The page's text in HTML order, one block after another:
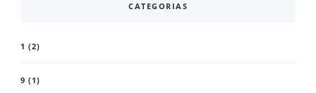
CATEGORIAS
1 (2)
9 (1)